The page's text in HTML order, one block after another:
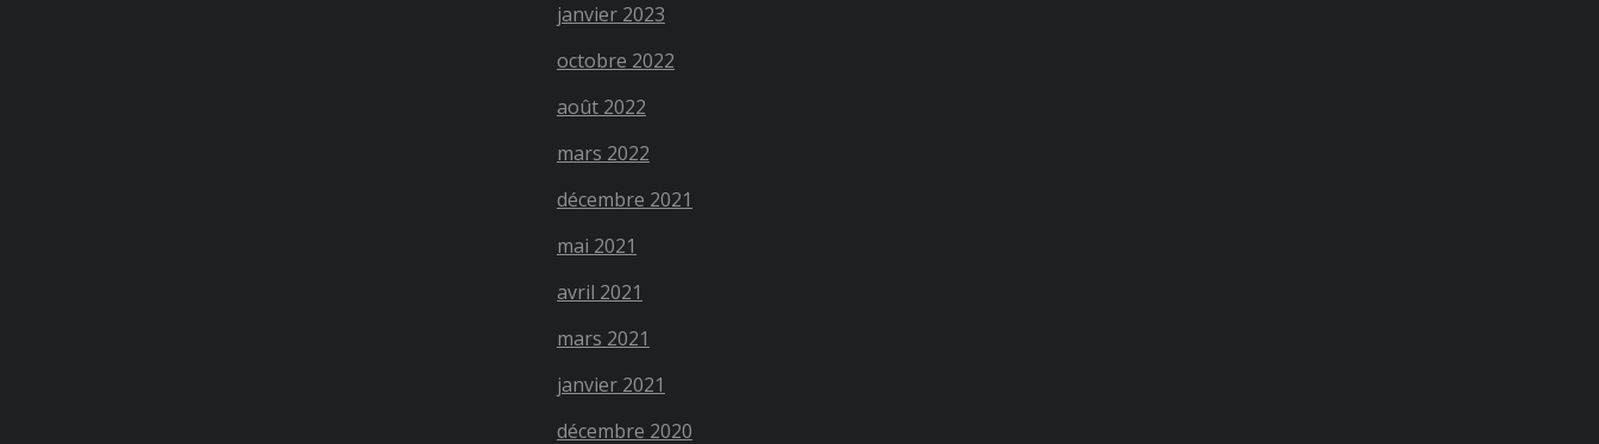
janvier 2023
octobre 2022
août 2022
mars 2022
décembre 2021
mai 2021
avril 2021
mars 2021
janvier 2021
décembre 2020